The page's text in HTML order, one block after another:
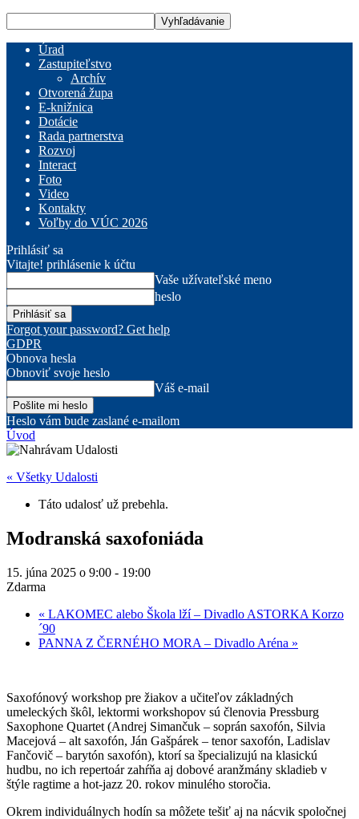
Úrad
Zastupiteľstvo
Archív
Otvorená župa
E-knižnica
Dotácie
Rada partnerstva
Rozvoj
Interact
Foto
Video
Kontakty
Voľby do VÚC 2026
Prihlásiť sa
Vitajte! prihlásenie k účtu
Vaše užívateľské meno
heslo
Forgot your password? Get help
GDPR
Obnova hesla
Obnoviť svoje heslo
Váš e-mail
Heslo vám bude zaslané e-mailom
Úvod
« Všetky Udalosti
Táto udalosť už prebehla.
Modranská saxofoniáda
15. júna 2025 o 9:00 - 19:00
Zdarma
« LAKOMEC alebo Škola lží – Divadlo ASTORKA Korzo
´90
PANNA Z ČERNÉHO MORA – Divadlo Aréna »
Saxofónový workshop pre žiakov a učiteľov základných
umeleckých škôl, lektormi workshopov sú členovia Pressburg
Saxophone Quartet (Andrej Simančuk – soprán saxofón, Silvia
Macejová – alt saxofón, Ján Gašpárek – tenor saxofón, Ladislav
Fančovič – barytón saxofón), ktorí sa špecializujú na klasickú
hudbu, no ich repertoár zahŕňa aj dobové aranžmány skladieb v
štýle ragtime a hot-jazz 20. rokov minulého storočia.
Okrem individuálnych hodín sa môžete tešiť aj na nácvik spoločnej